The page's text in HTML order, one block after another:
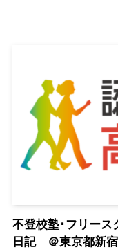
不登校塾･フリー
日記 ＠東京都新